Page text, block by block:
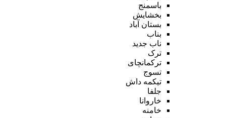
باسمنج
بخشایش
بستان آباد
بناب
ناب جدید
ترک
ترکمانچای
تسوج
تیکمه داش
جلفا
خاروانا
خامنه